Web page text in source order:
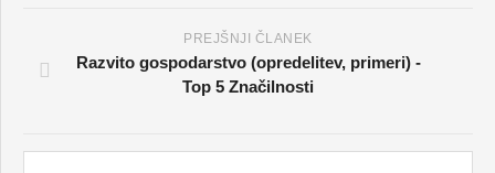
PREJŠNJI ČLANEK
Razvito gospodarstvo (opredelitev, primeri) -
Top 5 Značilnosti